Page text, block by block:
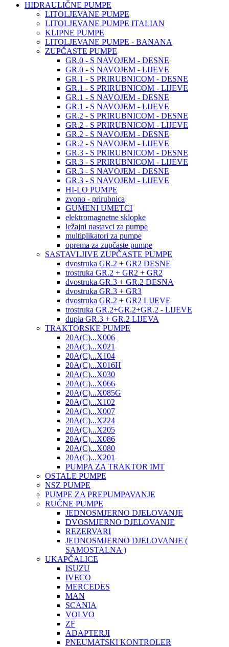
HIDRAULIČNE PUMPE
LITOLJEVANE PUMPE
LITOLJEVANE PUMPE ITALIAN
KLIPNE PUMPE
LITOLJEVANE PUMPE - BANANA
ZUPČASTE PUMPE
GR.0 - S NAVOJEM - DESNE
GR.0 - S NAVOJEM - LIJEVE
GR.1 - S PRIRUBNICOM - DESNE
GR.1 - S PRIRUBNICOM - LIJEVE
GR.1 - S NAVOJEM - DESNE
GR.1 - S NAVOJEM - LIJEVE
GR.2 - S PRIRUBNICOM - DESNE
GR.2 - S PRIRUBNICOM - LIJEVE
GR.2 - S NAVOJEM - DESNE
GR.2 - S NAVOJEM - LIJEVE
GR.3 - S PRIRUBNICOM - DESNE
GR.3 - S PRIRUBNICOM - LIJEVE
GR.3 - S NAVOJEM - DESNE
GR.3 - S NAVOJEM - LIJEVE
HI-LO PUMPE
zvono - prirubnica
GUMENI UMETCI
elektromagnetne sklopke
ležajni nastavci za pumpe
multiplikatori za pumpe
oprema za zupčaste pumpe
SASTAVLJIVE ZUPČASTE PUMPE
dvostruka GR.2 + GR2 DESNE
trostruka GR.2 + GR2 + GR2
dvostruka GR.3 + GR.2 DESNA
dvostruka GR.3 + GR3
dvostruka GR.2 + GR2 LIJEVE
trostruka GR.2+GR.2+GR.2 - LIJEVE
dupla GR.3 + GR.2 LIJEVA
TRAKTORSKE PUMPE
20A(C)...X006
20A(C)...X021
20A(C)...X104
20A(C)...X016H
20A(C)...X030
20A(C)...X066
20A(C)...X085G
20A(C)...X102
20A(C)...X007
20A(C)...X224
20A(C)...X205
20A(C)...X086
20A(C)...X080
20A(C)...X201
PUMPA ZA TRAKTOR IMT
OSTALE PUMPE
NSZ PUMPE
PUMPE ZA PREPUMPAVANJE
RUČNE PUMPE
JEDNOSMJERNO DJELOVANJE
DVOSMJERNO DJELOVANJE
REZERVARI
JEDNOSMJERNO DJELOVANJE (
SAMOSTALNA )
UKAPČALICE
ISUZU
IVECO
MERCEDES
MAN
SCANIA
VOLVO
ZF
ADAPTERJI
PNEUMATSKI KONTROLER